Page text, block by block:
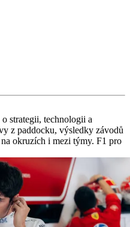
strategii, technologii a
z paddocku, výsledky závodů
okruzích i mezi týmy. F1 pro